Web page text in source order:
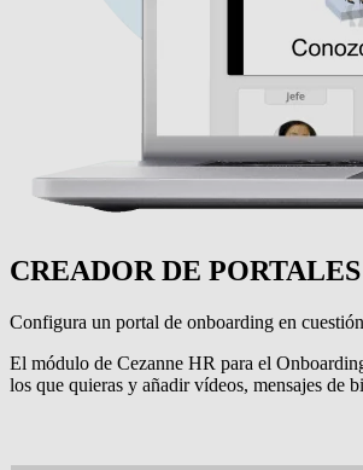
CREADOR DE
Configura un portal de onboarding en
El módulo de Cezanne HR para el
los que quieras y añadir vídeos, mensajes de